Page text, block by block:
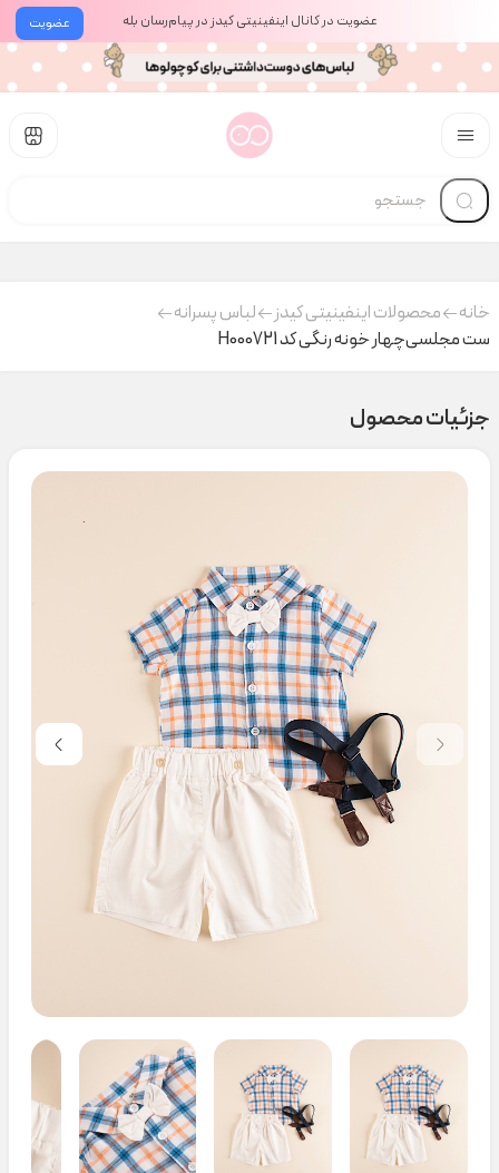
عضویت عضویت در کانال اینفینیتی کیدز در پیام‌رسان بله
خانه محصولات اینفینیتی کیدز
لباس پسرانه
ست مجلسی‌چهار خونه رنگی کد H000721
جزئیات محصول